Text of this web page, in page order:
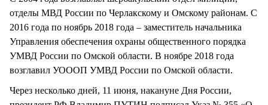
отделы МВД России по Черлакскому и Омскому районам. С
2016 года по ноябрь 2018 года – заместитель начальника
Управления обеспечения охраны общественного порядка
УМВД России по Омской области. В ноябре 2018 года
возглавил УОООП УМВД России по Омской области.
Через несколько дней, 11 июня, накануне Дня России,